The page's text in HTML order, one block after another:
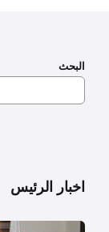
البحث
اخبار الرئيس